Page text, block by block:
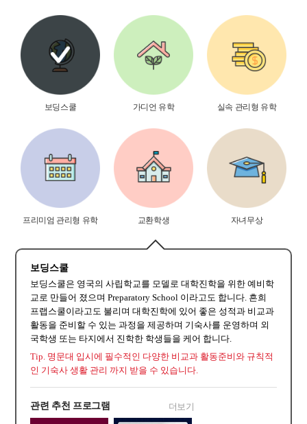
보딩스쿨 가디언 유학 실속 관리형 유학
프리미엄 관리형 유학 교환학생 자녀무상
보딩스쿨
보딩스쿨은 영국의 사립학교를 모델로 대학진학을 위한 예비학
교로 만들어 졌으며 Preparatory School 이라고도 합니다. 흔희
프랩스쿨이라고도 불리며 대학진학에 있어 좋은 성적과 비교과
활동을 준비할 수 있는 과정을 제공하며 기숙사를 운영하며 외
국학생 또는 타지에서 진학한 학생들을 케어 합니다.
Tip. 명문대 입시에 필수적인 다양한 비교과 활동준비와 규칙적
인 기숙사 생활 관리 까지 받을 수 있습니다.
관련 추천 프로그램 더보기